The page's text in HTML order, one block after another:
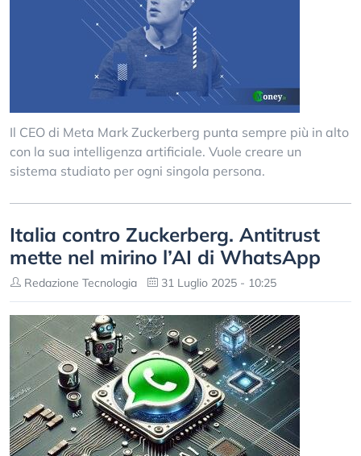
Il CEO di Meta Mark Zuckerberg punta sempre più in alto
con la sua intelligenza artificiale. Vuole creare un
sistema studiato per ogni singola persona.
Italia contro Zuckerberg. Antitrust
mette nel mirino l’AI di WhatsApp
Redazione Tecnologia 31 Luglio 2025 - 10:25